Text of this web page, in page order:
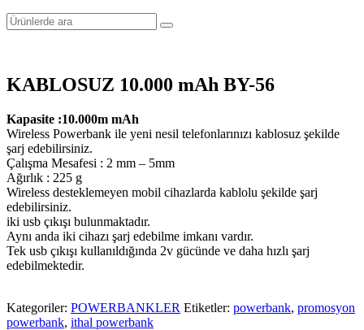
KABLOSUZ 10.000 mAh BY-56
Kapasite :10.000m mAh
Wireless Powerbank ile yeni nesil telefonlarınızı kablosuz şekilde
şarj edebilirsiniz.
Çalışma Mesafesi : 2 mm – 5mm
Ağırlık : 225 g
Wireless desteklemeyen mobil cihazlarda kablolu şekilde şarj
edebilirsiniz.
iki usb çıkışı bulunmaktadır.
Aynı anda iki cihazı şarj edebilme imkanı vardır.
Tek usb çıkışı kullanıldığında 2v gücünde ve daha hızlı şarj
edebilmektedir.
Kategoriler: POWERBANKLER Etiketler: powerbank, promosyon
powerbank, ithal powerbank